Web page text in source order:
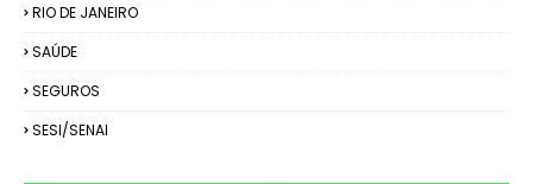
RIO DE JANEIRO
SAÚDE
SEGUROS
SESI/SENAI